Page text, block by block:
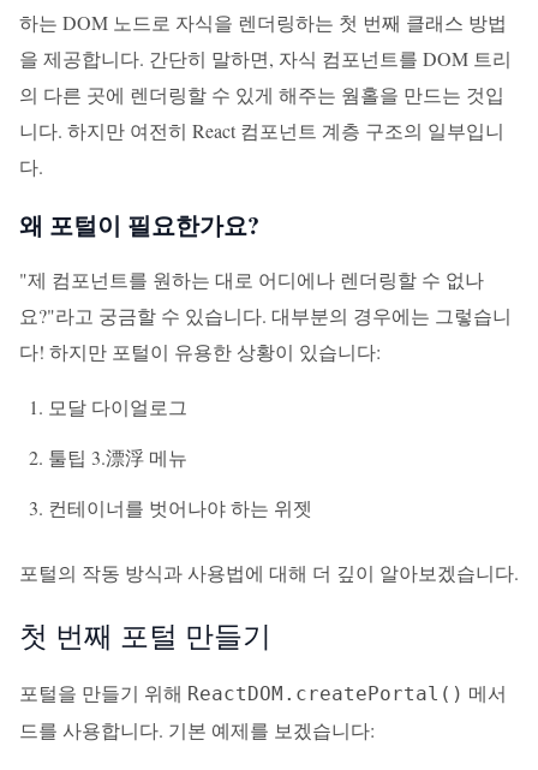
하는 DOM 노드로 자식을 렌더링하는 첫 번째 클래스 방법
을 제공합니다. 간단히 말하면, 자식 컴포넌트를 DOM 트리
의 다른 곳에 렌더링할 수 있게 해주는 웜홀을 만드는 것입
니다. 하지만 여전히 React 컴포넌트 계층 구조의 일부입니
다.
왜 포털이 필요한가요?
"제 컴포넌트를 원하는 대로 어디에나 렌더링할 수 없나
요?"라고 궁금할 수 있습니다. 대부분의 경우에는 그렇습니
다! 하지만 포털이 유용한 상황이 있습니다:
모달 다이얼로그
툴팁 3.漂浮 메뉴
컨테이너를 벗어나야 하는 위젯
포털의 작동 방식과 사용법에 대해 더 깊이 알아보겠습니다.
첫 번째 포털 만들기
포털을 만들기 위해 ReactDOM.createPortal() 메서
드를 사용합니다. 기본 예제를 보겠습니다: